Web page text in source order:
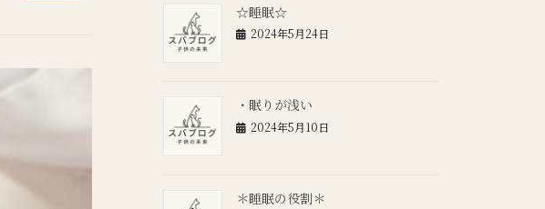
☆睡眠☆
2024年5月24日
・眠りが浅い
2024年5月10日
＊睡眠の役割＊